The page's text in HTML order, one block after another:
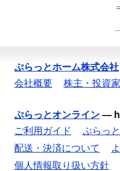
ぷらっとホーム株式会社
会社概要
株主・投資
ぷらっとオンライン —
ご利用ガイド
ぷらっ
配送・決済について
個人情報取り扱い方針